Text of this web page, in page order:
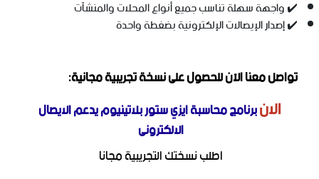
✔️ واجهة سهلة تناسب جميع أنواع المحلات والمنشآت
✔️ إصدار الإيصالات الإلكترونية بضغطة واحدة
تواصل معنا الآن للحصول على نسخة تجريبية مجانية:
الانبرنامج محاسبة ايزي ستور بلاتينيوم يدعم الايصال
الالكترونى
اطلب نسختك التجريبية مجانا